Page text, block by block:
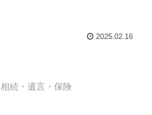
2025.02.16
相続・遺言・保険